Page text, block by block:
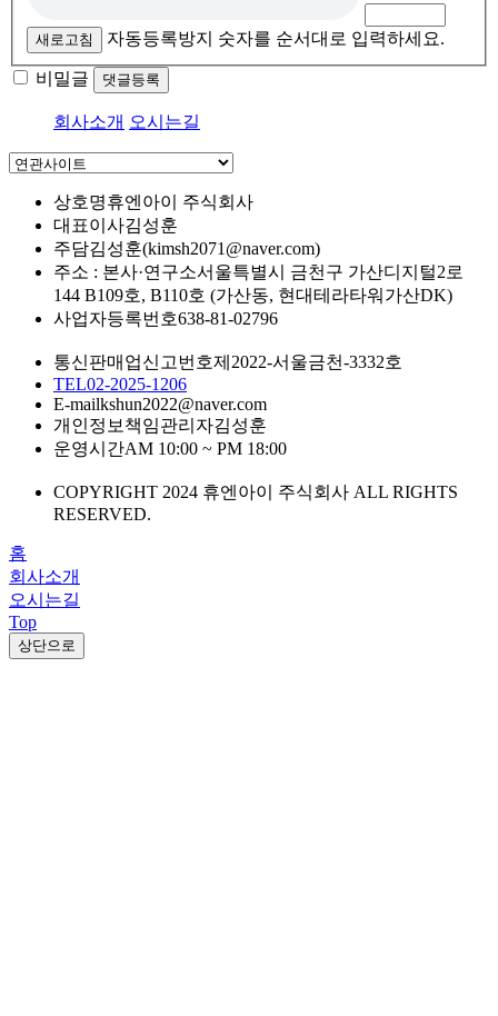
새로고침 자동등록방지 숫자를 순서대로 입력하세요.
비밀글 댓글등록
회사소개 오시는길
상호명휴엔아이 주식회사
대표이사김성훈
주담김성훈(kimsh2071@naver.com)
주소 : 본사·연구소서울특별시 금천구 가산디지털2로
144 B109호, B110호 (가산동, 현대테라타워가산DK)
사업자등록번호638-81-02796
통신판매업신고번호제2022-서울금천-3332호
TEL02-2025-1206
E-mailkshun2022@naver.com
개인정보책임관리자김성훈
운영시간AM 10:00 ~ PM 18:00
COPYRIGHT 2024 휴엔아이 주식회사 ALL RIGHTS
RESERVED.
홈
회사소개
오시는길
Top
상단으로